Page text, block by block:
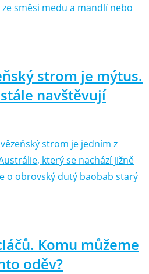
směsi medu a mandlí nebo
strom je mýtus.
navštěvují
strom je jedním z
který se nachází jižně
o obrovský dutý baobab starý
Komu můžeme
oděv?